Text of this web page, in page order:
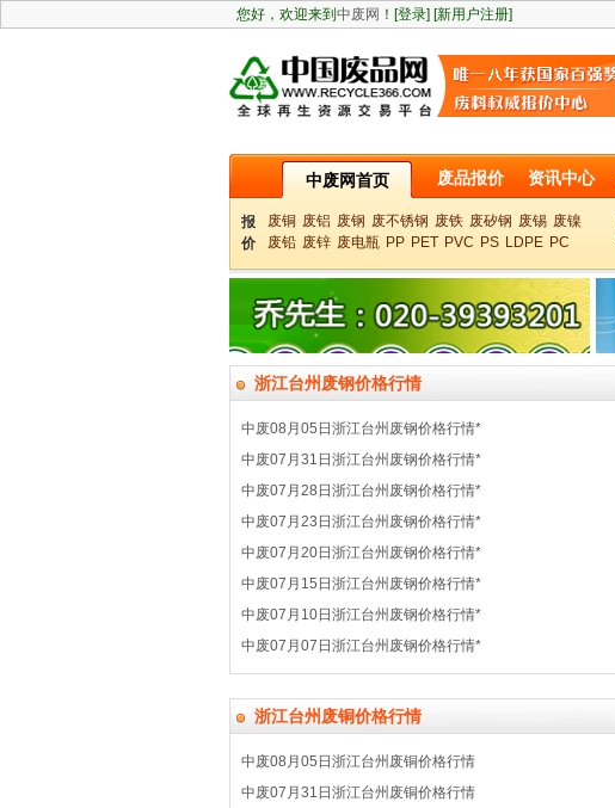
您好，欢迎来到 中废网 ！ [登录] [新用户注册]
中废网首页 废品报价 资讯中心
报
价
废铜 废铝 废钢 废不锈钢 废铁 废矽钢 废锡 废镍
废铅 废锌 废电瓶 PP PET PVC PS LDPE PC
浙江台州废钢价格行情
中废08月05日浙江台州废钢价格行情*
中废07月31日浙江台州废钢价格行情*
中废07月28日浙江台州废钢价格行情*
中废07月23日浙江台州废钢价格行情*
中废07月20日浙江台州废钢价格行情*
中废07月15日浙江台州废钢价格行情*
中废07月10日浙江台州废钢价格行情*
中废07月07日浙江台州废钢价格行情*
浙江台州废铜价格行情
中废08月05日浙江台州废铜价格行情
中废07月31日浙江台州废铜价格行情